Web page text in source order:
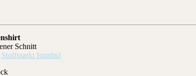
Schnitt
Stoffmarkt Istanbul